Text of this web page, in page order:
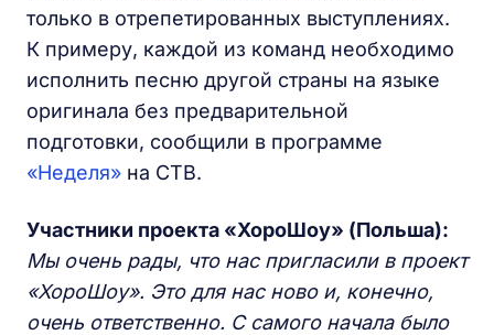
только в отрепетированных выступлениях.
К примеру, каждой из команд необходимо
исполнить песню другой страны на языке
оригинала без предварительной
подготовки, сообщили в программе
«Неделя» на СТВ.
Участники проекта «ХороШоу» (Польша):
Мы очень рады, что нас пригласили в проект
«ХороШоу». Это для нас ново и, конечно,
очень ответственно. С самого начала было